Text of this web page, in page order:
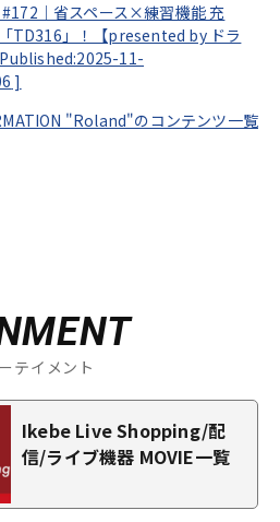
#172｜省スペース×練習機能 充
TD316」！【presented by ドラ
Published:2025-11-
]
"Roland"のコンテンツ一覧
テイメント
Ikebe Live Shopping/配
信/ライブ機器 MOVIE一覧